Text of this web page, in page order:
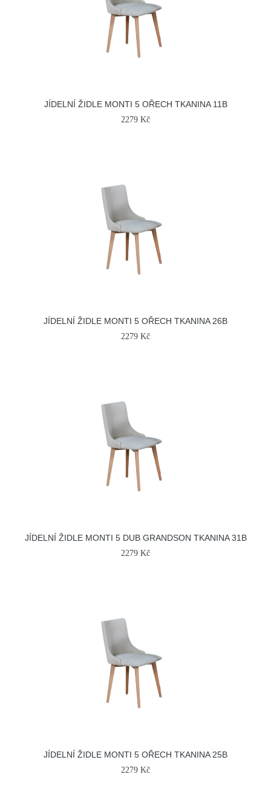
JÍDELNÍ ŽIDLE MONTI 5 OŘECH TKANINA 11B
2279 Kč
JÍDELNÍ ŽIDLE MONTI 5 OŘECH TKANINA 26B
2279 Kč
JÍDELNÍ ŽIDLE MONTI 5 DUB GRANDSON TKANINA 31B
2279 Kč
JÍDELNÍ ŽIDLE MONTI 5 OŘECH TKANINA 25B
2279 Kč